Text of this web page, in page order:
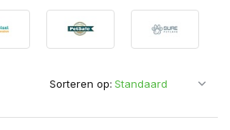
Sorteren op: